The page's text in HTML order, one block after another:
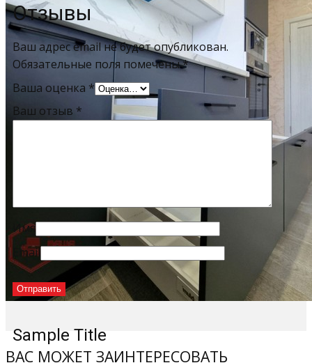
Sample Title
Отзывы
Ваш адрес email не будет опубликован.
Обязательные поля помечены*
Ваша оценка *
Ваш отзыв *
Имя
Email
ВАС МОЖЕТ ЗАИНТЕРЕСОВАТЬ